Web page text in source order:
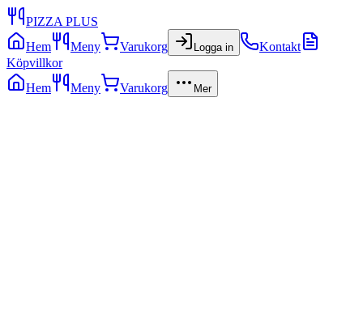
PIZZA PLUS
Hem
Meny Varukorg Logga in
Kontakt
Köpvillkor
Hem
Meny Varukorg Mer